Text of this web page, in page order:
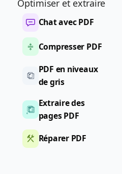
Optimiser et extraire
Chat avec PDF
Compresser PDF
PDF en niveaux
de gris
Extraire des
pages PDF
Réparer PDF